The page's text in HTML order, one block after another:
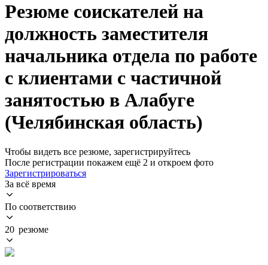
Резюме соискателей на
должность заместителя
начальника отдела по работе
с клиентами с частичной
занятостью в Алабуге
(Челябинская область)
Чтобы видеть все резюме, зарегистрируйтесь
После регистрации покажем ещё 2 и откроем фото
Зарегистрироваться
За всё время
По соответствию
20 резюме